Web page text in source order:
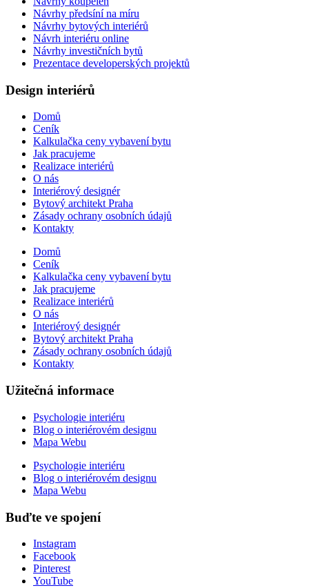
Návrhy předsíní na míru
Návrhy bytových interiérů
Návrh interiéru online
Návrhy investičních bytů
Prezentace developerských projektů
Design interiérů
Domů
Ceník
Kalkulačka ceny vybavení bytu
Jak pracujeme
Realizace interiérů
O nás
Interiérový designér
Bytový architekt Praha
Zásady ochrany osobních údajů
Kontakty
Domů
Ceník
Kalkulačka ceny vybavení bytu
Jak pracujeme
Realizace interiérů
O nás
Interiérový designér
Bytový architekt Praha
Zásady ochrany osobních údajů
Kontakty
Užitečná informace
Psychologie interiéru
Blog o interiérovém designu
Mapa Webu
Psychologie interiéru
Blog o interiérovém designu
Mapa Webu
Buďte ve spojení
Instagram
Facebook
Pinterest
YouTube